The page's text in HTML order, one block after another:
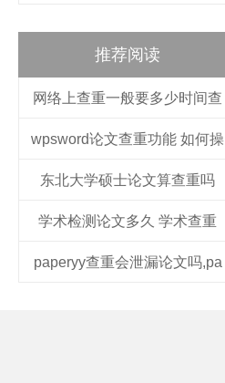
推荐阅读
网络上查重一般要多少时间查
wpsword论文查重功能 如何操
东北大学硕士论文算查重吗
学术检测论文多久 学术查重
paperyy查重会泄漏论文吗,pa